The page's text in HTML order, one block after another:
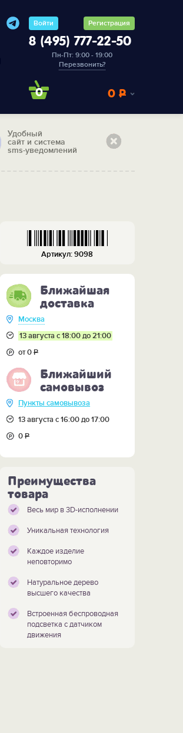
Войти Регистрация
8 (495) 777-22-50
Пн-Пт: 9:00 - 19:00
Перезвонить?
0 0 Р
Удобный
сайт и система
sms-уведомлений
Артикул: 9098
Ближайшая
доставка
Москва
13 августа с 18:00 до 21:00
от 0Р
Ближайший
самовывоз
Пункты самовывоза
13 августа с 16:00 до 17:00
0Р
Преимущества
товара
Весь мир в 3D-исполнении
Уникальная технология
Каждое изделие
неповторимо
Натуральное дерево
высшего качества
Встроенная беспроводная
подсветка с датчиком
движения